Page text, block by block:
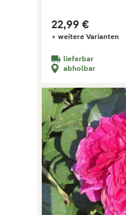
22,99 €
+ weitere Varianten
lieferbar
abholbar